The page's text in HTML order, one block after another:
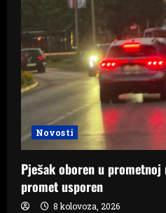
Novosti
Pješak oboren u
promet usporen
8 kolovoza, 2026